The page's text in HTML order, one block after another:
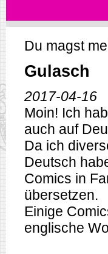
Du magst
Gulasch
2017-04-16
Moin! Ich
auch auf
Da ich
Deutsch
Comics in
übersetzen.
Einige
englische